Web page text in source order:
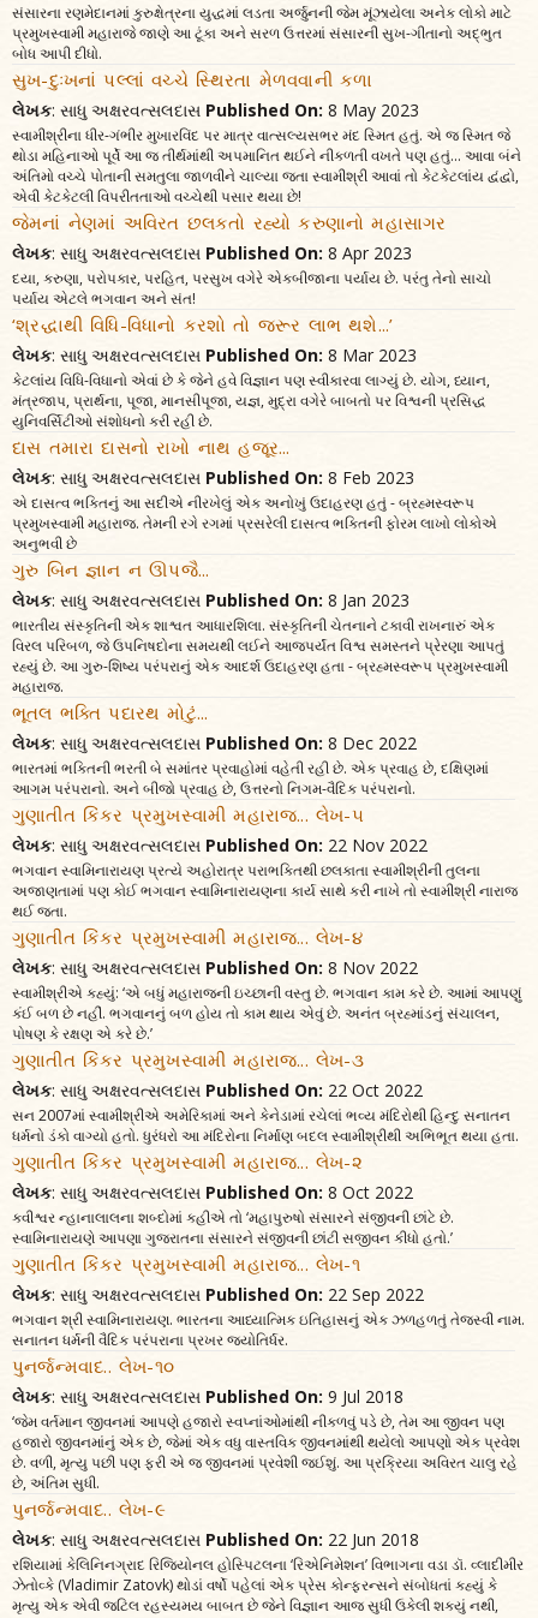
સંસારના રણમેદાનમાં કુરુક્ષેત્રના યુદ્ધમાં લડતા અર્જુનની જેમ મૂંઝાયેલા અનેક લોકો માટે
પ્રમુખસ્વામી મહારાજે જાણે આ ટૂંકા અને સરળ ઉત્તરમાં સંસારની સુખ-ગીતાનો અદ્ભુત
બોધ આપી દીધો.
સુખ-દુઃખનાં પલ્લાં વચ્ચે સ્થિરતા મેળવવાની કળા
લેખક: સાધુ અક્ષરવત્સલદાસ Published On: 8 May 2023
સ્વામીશ્રીના ધીર-ગંભીર મુખારવિંદ પર માત્ર વાત્સલ્યસભર મંદ સ્મિત હતું. એ જ સ્મિત જે
થોડા મહિનાઓ પૂર્વે આ જ તીર્થમાંથી અપમાનિત થઈને નીકળતી વખતે પણ હતું... આવા બંને
અંતિમો વચ્ચે પોતાની સમતુલા જાળવીને ચાલ્યા જતા સ્વામીશ્રી આવાં તો કેટકેટલાંય દ્વંદ્વો,
એવી કેટકેટલી વિપરીતતાઓ વચ્ચેથી પસાર થયા છે!
જેમનાં નેણમાં અવિરત છલકતો રહ્યો કરુણાનો મહાસાગર
લેખક: સાધુ અક્ષરવત્સલદાસ Published On: 8 Apr 2023
દયા, કરુણા, પરોપકાર, પરહિત, પરસુખ વગેરે એકબીજાના પર્યાય છે. પરંતુ તેનો સાચો
પર્યાય એટલે ભગવાન અને સંત!
‘શ્રદ્ધાથી વિધિ-વિધાનો કરશો તો જરૂર લાભ થશે...’
લેખક: સાધુ અક્ષરવત્સલદાસ Published On: 8 Mar 2023
કેટલાંય વિધિ-વિધાનો એવાં છે કે જેને હવે વિજ્ઞાન પણ સ્વીકારવા લાગ્યું છે. યોગ, ધ્યાન,
મંત્રજાપ, પ્રાર્થના, પૂજા, માનસીપૂજા, યજ્ઞ, મુદ્રા વગેરે બાબતો પર વિશ્વની પ્રસિદ્ધ
યુનિવર્સિટીઓ સંશોધનો કરી રહી છે.
દાસ તમારા દાસનો રાખો નાથ હજૂર...
લેખક: સાધુ અક્ષરવત્સલદાસ Published On: 8 Feb 2023
એ દાસત્વ ભક્તિનું આ સદીએ નીરખેલું એક અનોખું ઉદાહરણ હતું - બ્રહ્મસ્વરૂપ
પ્રમુખસ્વામી મહારાજ. તેમની રગે રગમાં પ્રસરેલી દાસત્વ ભક્તિની ફોરમ લાખો લોકોએ
અનુભવી છે
ગુરુ બિન જ્ઞાન ન ઊપજૈ...
લેખક: સાધુ અક્ષરવત્સલદાસ Published On: 8 Jan 2023
ભારતીય સંસ્કૃતિની એક શાશ્વત આધારશિલા. સંસ્કૃતિની ચેતનાને ટકાવી રાખનારું એક
વિરલ પરિબળ, જે ઉપનિષદોના સમયથી લઈને આજપર્યંત વિશ્વ સમસ્તને પ્રેરણા આપતું
રહ્યું છે. આ ગુરુ-શિષ્ય પરંપરાનું એક આદર્શ ઉદાહરણ હતા - બ્રહ્મસ્વરૂપ પ્રમુખસ્વામી
મહારાજ.
ભૂતલ ભક્તિ પદારથ મોટું...
લેખક: સાધુ અક્ષરવત્સલદાસ Published On: 8 Dec 2022
ભારતમાં ભક્તિની ભરતી બે સમાંતર પ્રવાહોમાં વહેતી રહી છે. એક પ્રવાહ છે, દક્ષિણમાં
આગમ પરંપરાનો. અને બીજો પ્રવાહ છે, ઉત્તરનો નિગમ-વૈદિક પરંપરાનો.
ગુણાતીત કિંકર પ્રમુખસ્વામી મહારાજ... લેખ-૫
લેખક: સાધુ અક્ષરવત્સલદાસ Published On: 22 Nov 2022
ભગવાન સ્વામિનારાયણ પ્રત્યે અહોરાત્ર પરાભક્તિથી છલકાતા સ્વામીશ્રીની તુલના
અજાણતામાં પણ કોઈ ભગવાન સ્વામિનારાયણના કાર્ય સાથે કરી નાખે તો સ્વામીશ્રી નારાજ
થઈ જતા.
ગુણાતીત કિંકર પ્રમુખસ્વામી મહારાજ... લેખ-૪
લેખક: સાધુ અક્ષરવત્સલદાસ Published On: 8 Nov 2022
સ્વામીશ્રીએ કહ્યું: ‘એ બધું મહારાજની ઇચ્છાની વસ્તુ છે. ભગવાન કામ કરે છે. આમાં આપણું
કંઈ બળ છે નહીં. ભગવાનનું બળ હોય તો કામ થાય એવું છે. અનંત બ્રહ્માંડનું સંચાલન,
પોષણ કે રક્ષણ એ કરે છે.’
ગુણાતીત કિંકર પ્રમુખસ્વામી મહારાજ... લેખ-૩
લેખક: સાધુ અક્ષરવત્સલદાસ Published On: 22 Oct 2022
સન 2007માં સ્વામીશ્રીએ અમેરિકામાં અને કેનેડામાં રચેલાં ભવ્ય મંદિરોથી હિન્દુ સનાતન
ધર્મનો ડંકો વાગ્યો હતો. ધુરંધરો આ મંદિરોના નિર્માણ બદલ સ્વામીશ્રીથી અભિભૂત થયા હતા.
ગુણાતીત કિંકર પ્રમુખસ્વામી મહારાજ... લેખ-૨
લેખક: સાધુ અક્ષરવત્સલદાસ Published On: 8 Oct 2022
કવીશ્વર ન્હાનાલાલના શબ્દોમાં કહીએ તો ‘મહાપુરુષો સંસારને સંજીવની છાંટે છે.
સ્વામિનારાયણે આપણા ગુજરાતના સંસારને સંજીવની છાંટી સજીવન કીધો હતો.’
ગુણાતીત કિંકર પ્રમુખસ્વામી મહારાજ... લેખ-૧
લેખક: સાધુ અક્ષરવત્સલદાસ Published On: 22 Sep 2022
ભગવાન શ્રી સ્વામિનારાયણ. ભારતના આધ્યાત્મિક ઇતિહાસનું એક ઝળહળતું તેજસ્વી નામ.
સનાતન ધર્મની વૈદિક પરંપરાના પ્રખર જ્યોતિર્ધર.
પુનર્જન્મવાદ.. લેખ-૧૦
લેખક: સાધુ અક્ષરવત્સલદાસ Published On: 9 Jul 2018
‘જેમ વર્તમાન જીવનમાં આપણે હજારો સ્વપ્નાંઓમાંથી નીકળવું પડે છે, તેમ આ જીવન પણ
હજારો જીવનમાંનું એક છે, જેમાં એક વધુ વાસ્તવિક જીવનમાંથી થયેલો આપણો એક પ્રવેશ
છે. વળી, મૃત્યુ પછી પણ ફરી એ જ જીવનમાં પ્રવેશી જઈશું. આ પ્રક્રિયા અવિરત ચાલુ રહે
છે, અંતિમ સુધી.
પુનર્જન્મવાદ.. લેખ-૯
લેખક: સાધુ અક્ષરવત્સલદાસ Published On: 22 Jun 2018
રશિયામાં કેલિનિનગ્રાદ રિજિયોનલ હોસ્પિટલના ‘રિએનિમેશન’ વિભાગના વડા ડૉ. વ્લાદીમીર
ઝેતોવ્કે (Vladimir Zatovk) થોડાં વર્ષો પહેલાં એક પ્રેસ કોન્ફરન્સને સંબોધતાં કહ્યું કે
મૃત્યુ એક એવી જટિલ રહસ્યમય બાબત છે જેને વિજ્ઞાન આજ સુધી ઉકેલી શક્યું નથી,